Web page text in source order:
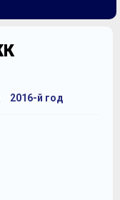
2016-й год